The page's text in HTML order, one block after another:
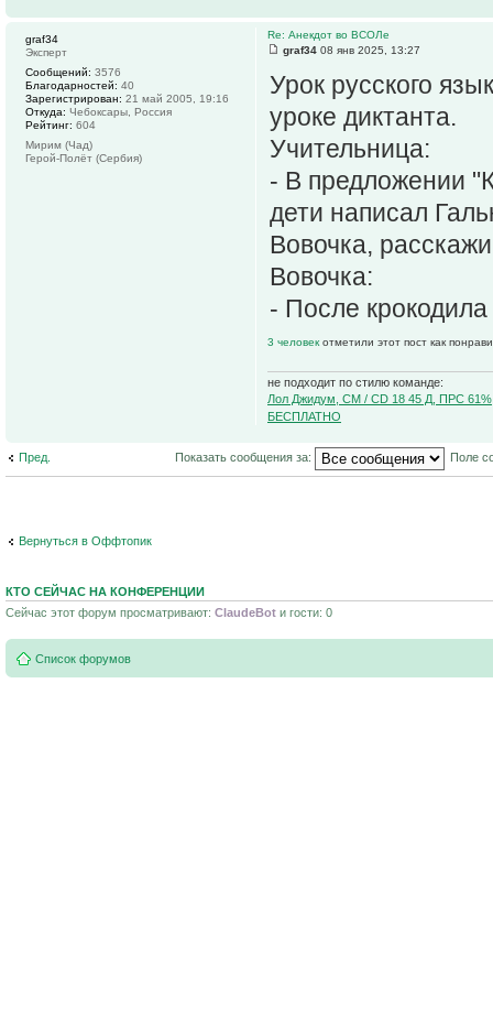
Re: Анекдот во ВСОЛе
graf34 08 янв 2025, 13:27
Урок русского
уроке диктанта.
Учительница:
- В предложении
дети написал
Вовочка,
Вовочка:
- После
3 человекотметили этот пост как
не подходит по стилю команде:
Лол Джидум, CM / CD 18 45 Д, ПРС
БЕСПЛАТНО
graf34
Эксперт
Сообщений: 3576
Благодарностей: 40
Зарегистрирован: 21 май 2005, 19:16
Откуда: Чебоксары, Россия
Рейтинг: 604
Мирим (Чад)
Герой-Полёт (Сербия)
Пред. Показать сообщения за: Поле
Вернуться в Оффтопик
КТО СЕЙЧАС НА КОНФЕРЕНЦИИ
Сейчас этот форум просматривают: ClaudeBot и гости: 0
Список форумов